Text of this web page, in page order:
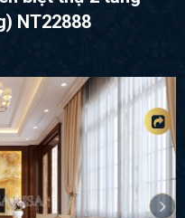
NT22888